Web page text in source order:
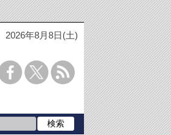
2026年8月8日(土)